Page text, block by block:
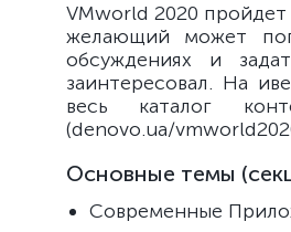
VMworld 2020
желающий может
обсуждениях и
заинтересовал. На
весь каталог
(denovo.ua/
Основные темы
Современные